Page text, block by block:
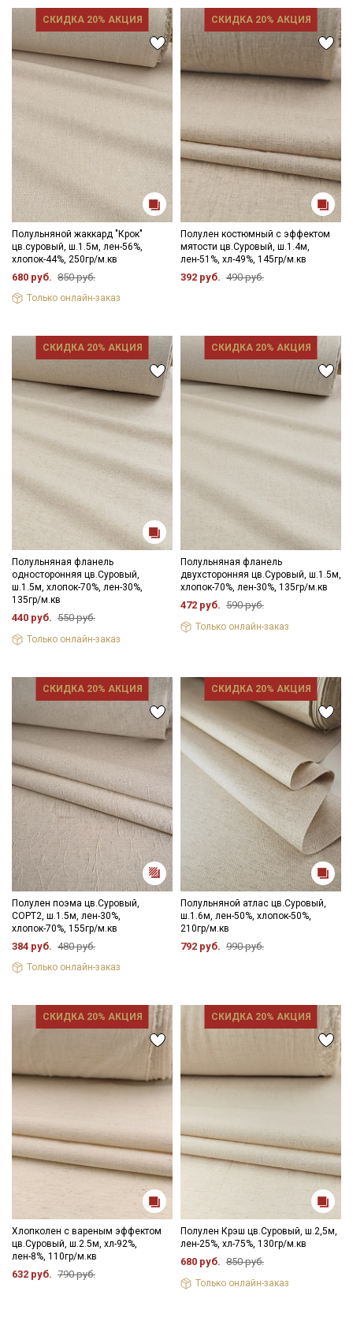
постирайте отрез при температуре дальнейших стирок, не
выше 40C, для исключения усадки ткани в готовом изделии.
Уход:
- стирка до 40C в деликатном режиме, отжим на низких
оборотах;
- противопоказано употребление отбеливателей;
- сушить в расправленном, подвешенном состоянии, в хорошо
проветриваемом помещении, важно не пересушивать;
- гладить рекомендуется слегка увлажненным, с изнаночной
стороны.
Цветопередача может отличаться от оригинального цвета
ткани в зависимости от настроек вашего монитора и в
зависимости от партии тон ткани может отличаться.
СКИДКА 20% АКЦИЯ
Полульняной жаккард "Крок"
цв.суровый, ш.1.5м, лен-56%,
хлопок-44%, 250гр/м.кв
680 руб. 850 руб.
Только онлайн-заказ
СКИДКА 20% АКЦИЯ
Полулен костюмный с эффектом
мятости цв.Суровый, ш.1.4м,
лен-51%, хл-49%, 145гр/м.кв
392 руб. 490 руб.
СКИДКА 20% АКЦИЯ
Полульняная фланель
односторонняя цв.Суровый,
ш.1.5м, хлопок-70%, лен-30%,
135гр/м.кв
440 руб. 550 руб.
Только онлайн-заказ
СКИДКА 20% АКЦИЯ
Полульняная фланель
двухсторонняя цв.Суровый, ш.1.5м,
хлопок-70%, лен-30%, 135гр/м.кв
472 руб. 590 руб.
Только онлайн-заказ
СКИДКА 20% АКЦИЯ
Полулен поэма цв.Суровый,
СОРТ2, ш.1.5м, лен-30%,
хлопок-70%, 155гр/м.кв
384 руб. 480 руб.
Только онлайн-заказ
СКИДКА 20% АКЦИЯ
Полульняной атлас цв.Суровый,
ш.1.6м, лен-50%, хлопок-50%,
210гр/м.кв
792 руб. 990 руб.
СКИДКА 20% АКЦИЯ
Хлопколен с вареным эффектом
цв.Суровый, ш.2.5м, хл-92%,
лен-8%, 110гр/м.кв
632 руб. 790 руб.
СКИДКА 20% АКЦИЯ
Полулен Крэш цв.Суровый, ш.2,5м,
лен-25%, хл-75%, 130гр/м.кв
680 руб. 850 руб.
Только онлайн-заказ
Секретная рассылка от Купава
Мы публикуем здесь дополнительные
промокоды и скидки до 30% на узкие
категории тканей
Электронная почта
Ознакомлен(а) сПолитикой обработки персональных
Согласие на обработку персональных
данных
Даю
Согласие на получение рекламных и
информационных рассылок